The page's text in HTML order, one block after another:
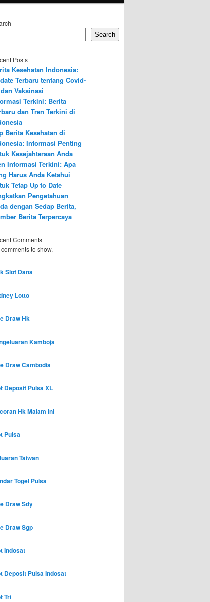
Search
Posts
Kesehatan Indonesia:
Terbaru tentang Covid-
Vaksinasi
Terkini: Berita
dan Tren Terkini di
Berita Kesehatan di
Informasi Penting
Kesejahteraan Anda
Informasi Terkini: Apa
Harus Anda Ketahui
Tetap Up to Date
Pengetahuan
dengan Sedap Berita,
Berita Terpercaya
Comments
comments to show.
Slot Dana
Lotto
Draw Hk
Kamboja
Draw Cambodia
Deposit Pulsa XL
Hk Malam Ini
Pulsa
Taiwan
Togel Pulsa
Draw Sdy
Draw Sgp
Indosat
Deposit Pulsa Indosat
Tri